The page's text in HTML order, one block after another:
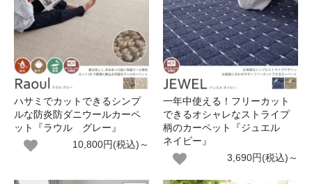
ハサミでカットできるシンプ
ルな防炎防ダニウールカーペ
ット『ラウル グレー』
10,800円(税込)～
一年中使える！フリーカット
できるオシャレなストライプ
柄のカーペット『ジュエル
ネイビー』
3,690円(税込)～